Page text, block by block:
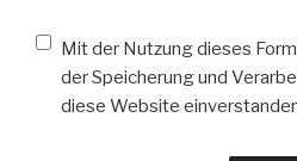
Mit der Nutzung dieses
der Speicherung und
diese Website